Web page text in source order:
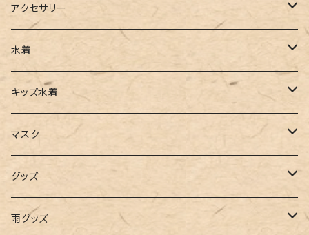
ベスト
チュニック
タンクトップ
キャミソール
インナー
ビスチェ
ワイドパンツ
カーゴパンツ
サロペット
ガウチョ
レギンス
その他
サロペット
オールインワン
パンプス
サンダル
スニーカー
フラットシューズ
レインシューズ
レースアップ
トートバッグ
ショルダー
バックパック
カゴバッグ
エコバッグ
リュック
アクセサリー
その他
水着
ワンピース
ビキニ
ワンショルダー
オフショルダー
キッズ水着
女の子
男の子
ユニセックス
マスク
アクセサリー
マスクケース
グッズ
帽子
雨グッズ